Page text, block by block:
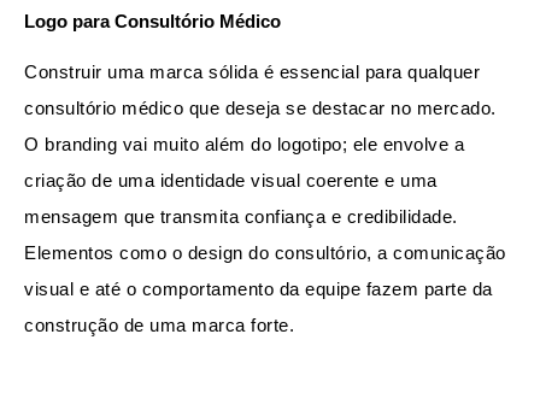
Logo para Consultório Médico
Construir uma marca sólida é essencial para qualquer
consultório médico que deseja se destacar no mercado.
O branding vai muito além do logotipo; ele envolve a
criação de uma identidade visual coerente e uma
mensagem que transmita confiança e credibilidade.
Elementos como o design do consultório, a comunicação
visual e até o comportamento da equipe fazem parte da
construção de uma marca forte.